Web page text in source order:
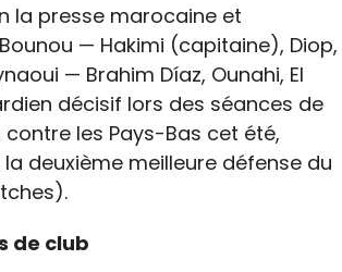
la presse marocaine et
— Hakimi (capitaine), Diop,
— Brahim Díaz, Ounahi, El
décisif lors des séances de
les Pays-Bas cet été,
deuxième meilleure défense du
de club